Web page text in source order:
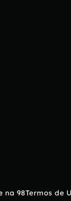
na 98Termos de